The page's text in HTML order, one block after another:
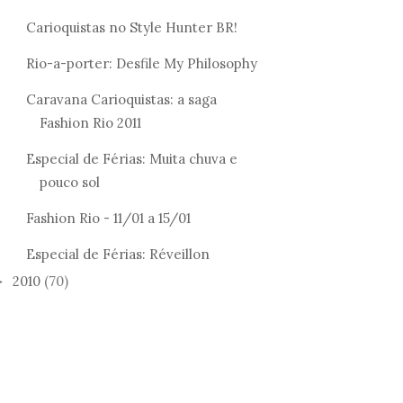
Carioquistas no Style Hunter BR!
Rio-a-porter: Desfile My Philosophy
Caravana Carioquistas: a saga
Fashion Rio 2011
Especial de Férias: Muita chuva e
pouco sol
Fashion Rio - 11/01 a 15/01
Especial de Férias: Réveillon
2010 (70)